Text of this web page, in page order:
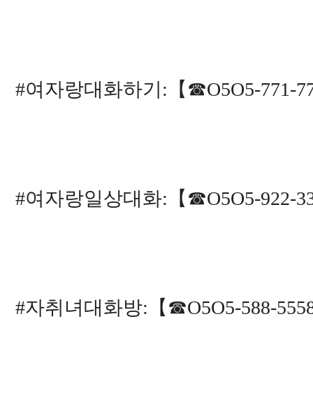
#여자랑대화하기:【☎O5O5-771-
#여자랑일상대화:【☎O5O5-922-
#자취녀대화방:【☎O5O5-588-